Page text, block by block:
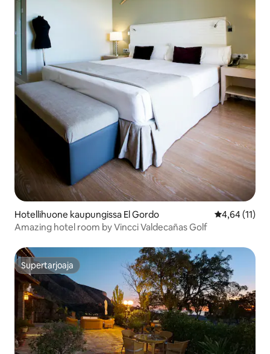
Hotellihuone kaupungissa El Gordo
4,64 (11)
Amazing hotel room by Vincci Valdecañas Golf
Supertarjoaja
Supertarjoaja